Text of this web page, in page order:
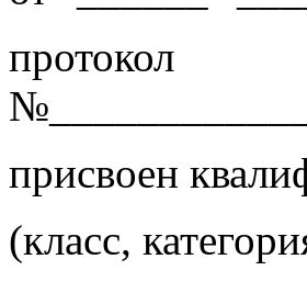
протокол
присвоен
(класс,